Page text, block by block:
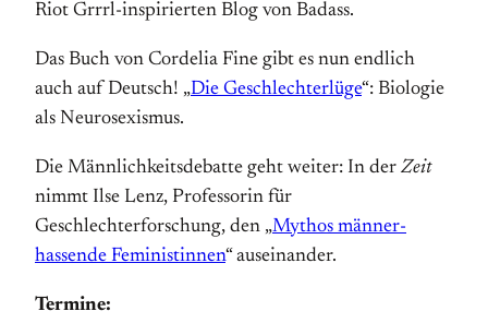
Riot Grrrl-inspirierten Blog von Badass.
Das Buch von Cordelia Fine gibt es nun endlich
auch auf Deutsch! „Die Geschlechterlüge“: Biologie
als Neuro­sexismus.
Die Männlichkeits­debatte geht weiter: In der Zeit
nimmt Ilse Lenz, Professorin für
Geschlechterforschung, den „Mythos männer­
hassende Feministinnen“ aus­einander.
Termine: